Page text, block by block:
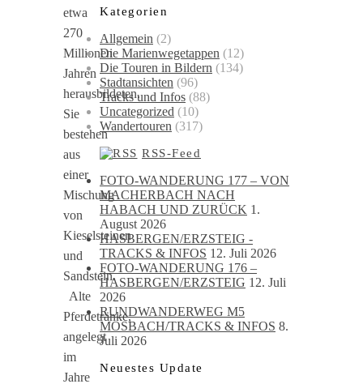
etwa
270
Millionen
Jahren
herausbildeten.
Sie
bestehen
aus
einer
Mischung
von
Kieselsteinen
und
Sandstein.
Alte
Pferdetränke,
angelegt
im
Jahre
Kategorien
Allgemein (2)
Die Marienwegetappen (12)
Die Touren in Bildern (134)
Stadtansichten (96)
Tracks und Infos (88)
Uncategorized (10)
Wandertouren (317)
RSS-Feed
FOTO-WANDERUNG 177 – VON
MACHERBACH NACH
HABACH UND ZURÜCK 1.
August 2026
HASBERGEN/ERZSTEIG -
TRACKS & INFOS 12. Juli 2026
FOTO-WANDERUNG 176 –
HASBERGEN/ERZSTEIG 12. Juli
2026
RUNDWANDERWEG M5
MOSBACH/TRACKS & INFOS 8.
Juli 2026
Neuestes Update